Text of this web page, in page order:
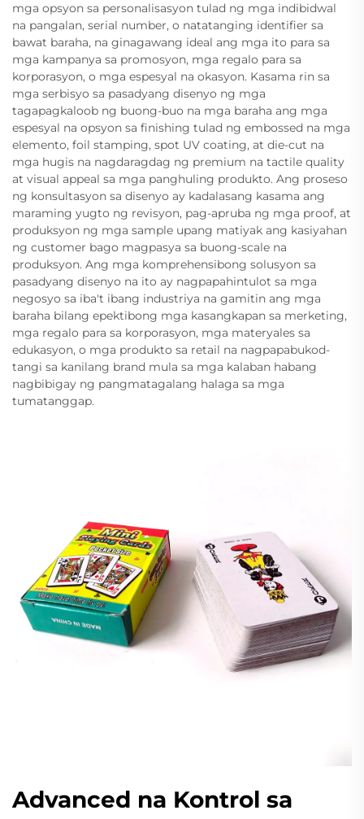
mga opsyon sa personalisasyon tulad ng mga indibidwal
na pangalan, serial number, o natatanging identifier sa
bawat baraha, na ginagawang ideal ang mga ito para sa
mga kampanya sa promosyon, mga regalo para sa
korporasyon, o mga espesyal na okasyon. Kasama rin sa
mga serbisyo sa pasadyang disenyo ng mga
tagapagkaloob ng buong-buo na mga baraha ang mga
espesyal na opsyon sa finishing tulad ng embossed na mga
elemento, foil stamping, spot UV coating, at die-cut na
mga hugis na nagdaragdag ng premium na tactile quality
at visual appeal sa mga panghuling produkto. Ang proseso
ng konsultasyon sa disenyo ay kadalasang kasama ang
maraming yugto ng revisyon, pag-apruba ng mga proof, at
produksyon ng mga sample upang matiyak ang kasiyahan
ng customer bago magpasya sa buong-scale na
produksyon. Ang mga komprehensibong solusyon sa
pasadyang disenyo na ito ay nagpapahintulot sa mga
negosyo sa iba't ibang industriya na gamitin ang mga
baraha bilang epektibong mga kasangkapan sa merketing,
mga regalo para sa korporasyon, mga materyales sa
edukasyon, o mga produkto sa retail na nagpapabukod-
tangi sa kanilang brand mula sa mga kalaban habang
nagbibigay ng pangmatagalang halaga sa mga
tumatanggap.
Advanced na Kontrol sa